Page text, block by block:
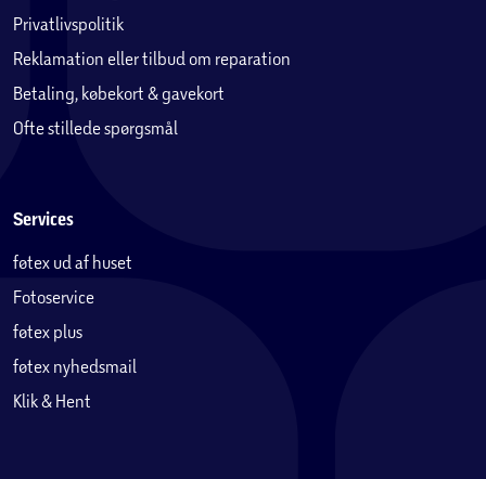
Privatlivspolitik
Reklamation eller tilbud om reparation
Betaling, købekort & gavekort
Ofte stillede spørgsmål
Services
føtex ud af huset
Fotoservice
føtex plus
føtex nyhedsmail
Klik & Hent